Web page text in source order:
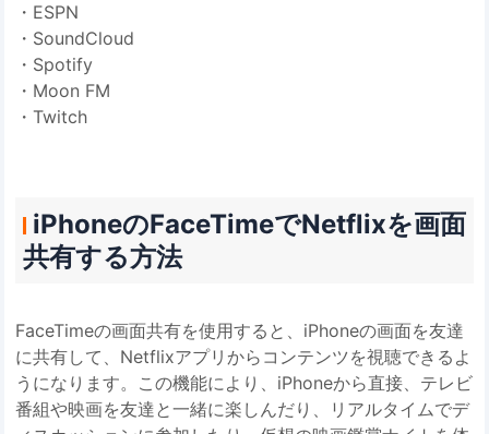
・ESPN
・SoundCloud
・Spotify
・Moon FM
・Twitch
iPhoneのFaceTimeでNetflixを画面
共有する方法
FaceTimeの画面共有を使用すると、iPhoneの画面を友達
に共有して、Netflixアプリからコンテンツを視聴できるよ
うになります。この機能により、iPhoneから直接、テレビ
番組や映画を友達と一緒に楽しんだり、リアルタイムでデ